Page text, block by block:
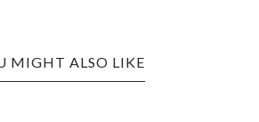
MIGHT ALSO LIKE